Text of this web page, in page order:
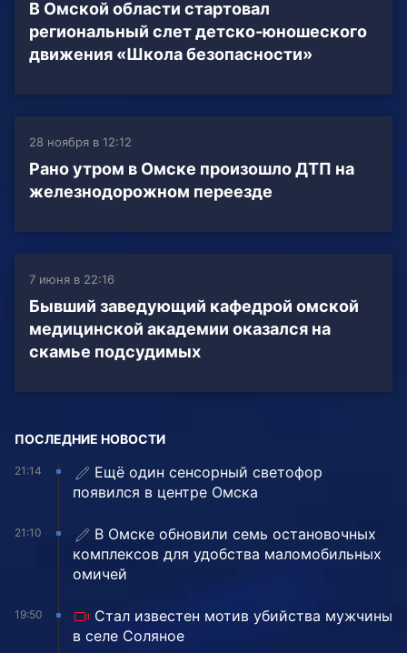
В Омской области стартовал
региональный слет детско-юношеского
движения «Школа безопасности»
28 ноября в 12:12
Рано утром в Омске произошло ДТП на
железнодорожном переезде
7 июня в 22:16
Бывший заведующий кафедрой омской
медицинской академии оказался на
скамье подсудимых
ПОСЛЕДНИЕ НОВОСТИ
21:14
Ещё один сенсорный светофор
появился в центре Омска
21:10
В Омске обновили семь остановочных
комплексов для удобства маломобильных
омичей
19:50
Стал известен мотив убийства мужчины
в селе Соляное